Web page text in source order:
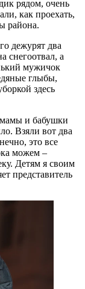
рядом, очень
как проехать,
района.
дежурят два
снегоотвал, а
мужичок
глыбы,
здесь
мамы и бабушки
Взяли вот два
это все
можем –
Детям я своим
представитель